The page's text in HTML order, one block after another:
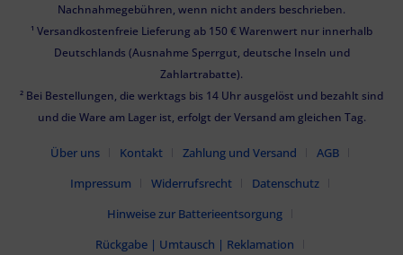
Nachnahmegebühren, wenn nicht anders beschrieben.
¹ Versandkostenfreie Lieferung ab 150 € Warenwert nur innerhalb
Deutschlands (Ausnahme Sperrgut, deutsche Inseln und
Zahlartrabatte).
² Bei Bestellungen, die werktags bis 14 Uhr ausgelöst und bezahlt sind
und die Ware am Lager ist, erfolgt der Versand am gleichen Tag.
Über uns Kontakt Zahlung und Versand
AGB
Impressum
Widerrufsrecht
Datenschutz
Hinweise zur Batterieentsorgung
Rückgabe | Umtausch | Reklamation